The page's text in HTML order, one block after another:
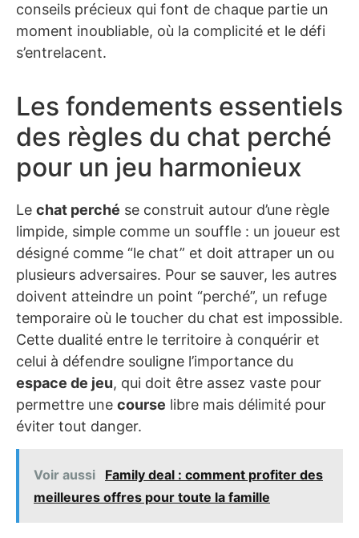
conseils précieux qui font de chaque partie un
moment inoubliable, où la complicité et le défi
s’entrelacent.
Les fondements essentiels
des règles du chat perché
pour un jeu harmonieux
Le chat perché se construit autour d’une règle
limpide, simple comme un souffle : un joueur est
désigné comme “le chat” et doit attraper un ou
plusieurs adversaires. Pour se sauver, les autres
doivent atteindre un point “perché”, un refuge
temporaire où le toucher du chat est impossible.
Cette dualité entre le territoire à conquérir et
celui à défendre souligne l’importance du
espace de jeu, qui doit être assez vaste pour
permettre une course libre mais délimité pour
éviter tout danger.
Voir aussi
Family deal : comment profiter des
meilleures offres pour toute la famille